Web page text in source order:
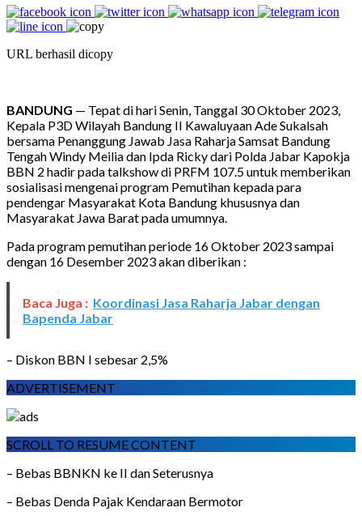
URL berhasil dicopy
BANDUNG — Tepat di hari Senin, Tanggal 30 Oktober 2023,
Kepala P3D Wilayah Bandung II Kawaluyaan Ade Sukalsah
bersama Penanggung Jawab Jasa Raharja Samsat Bandung
Tengah Windy Meilia dan Ipda Ricky dari Polda Jabar Kapokja
BBN 2 hadir pada talkshow di PRFM 107.5 untuk memberikan
sosialisasi mengenai program Pemutihan kepada para
pendengar Masyarakat Kota Bandung khususnya dan
Masyarakat Jawa Barat pada umumnya.
Pada program pemutihan periode 16 Oktober 2023 sampai
dengan 16 Desember 2023 akan diberikan :
Baca Juga : Koordinasi Jasa Raharja Jabar dengan
Bapenda Jabar
– Diskon BBN I sebesar 2,5%
ADVERTISEMENT
SCROLL TO RESUME CONTENT
– Bebas BBNKN ke II dan Seterusnya
– Bebas Denda Pajak Kendaraan Bermotor